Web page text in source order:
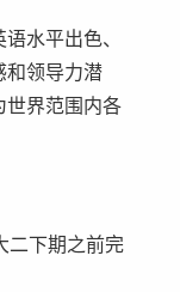
水平出色、
和领导力潜
世界范围内各
下期之前完